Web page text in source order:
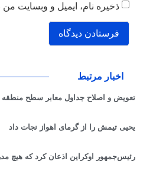
ذخیره نام، ایمیل و وبسایت
اخبار مرتبط
تعویض و اصلاح جداول معابر سطح منطقه
یحیی تیمش را از گرمای اهواز نجات داد
رئیس‌جمهور اوکراین اذعان کرد که هیچ